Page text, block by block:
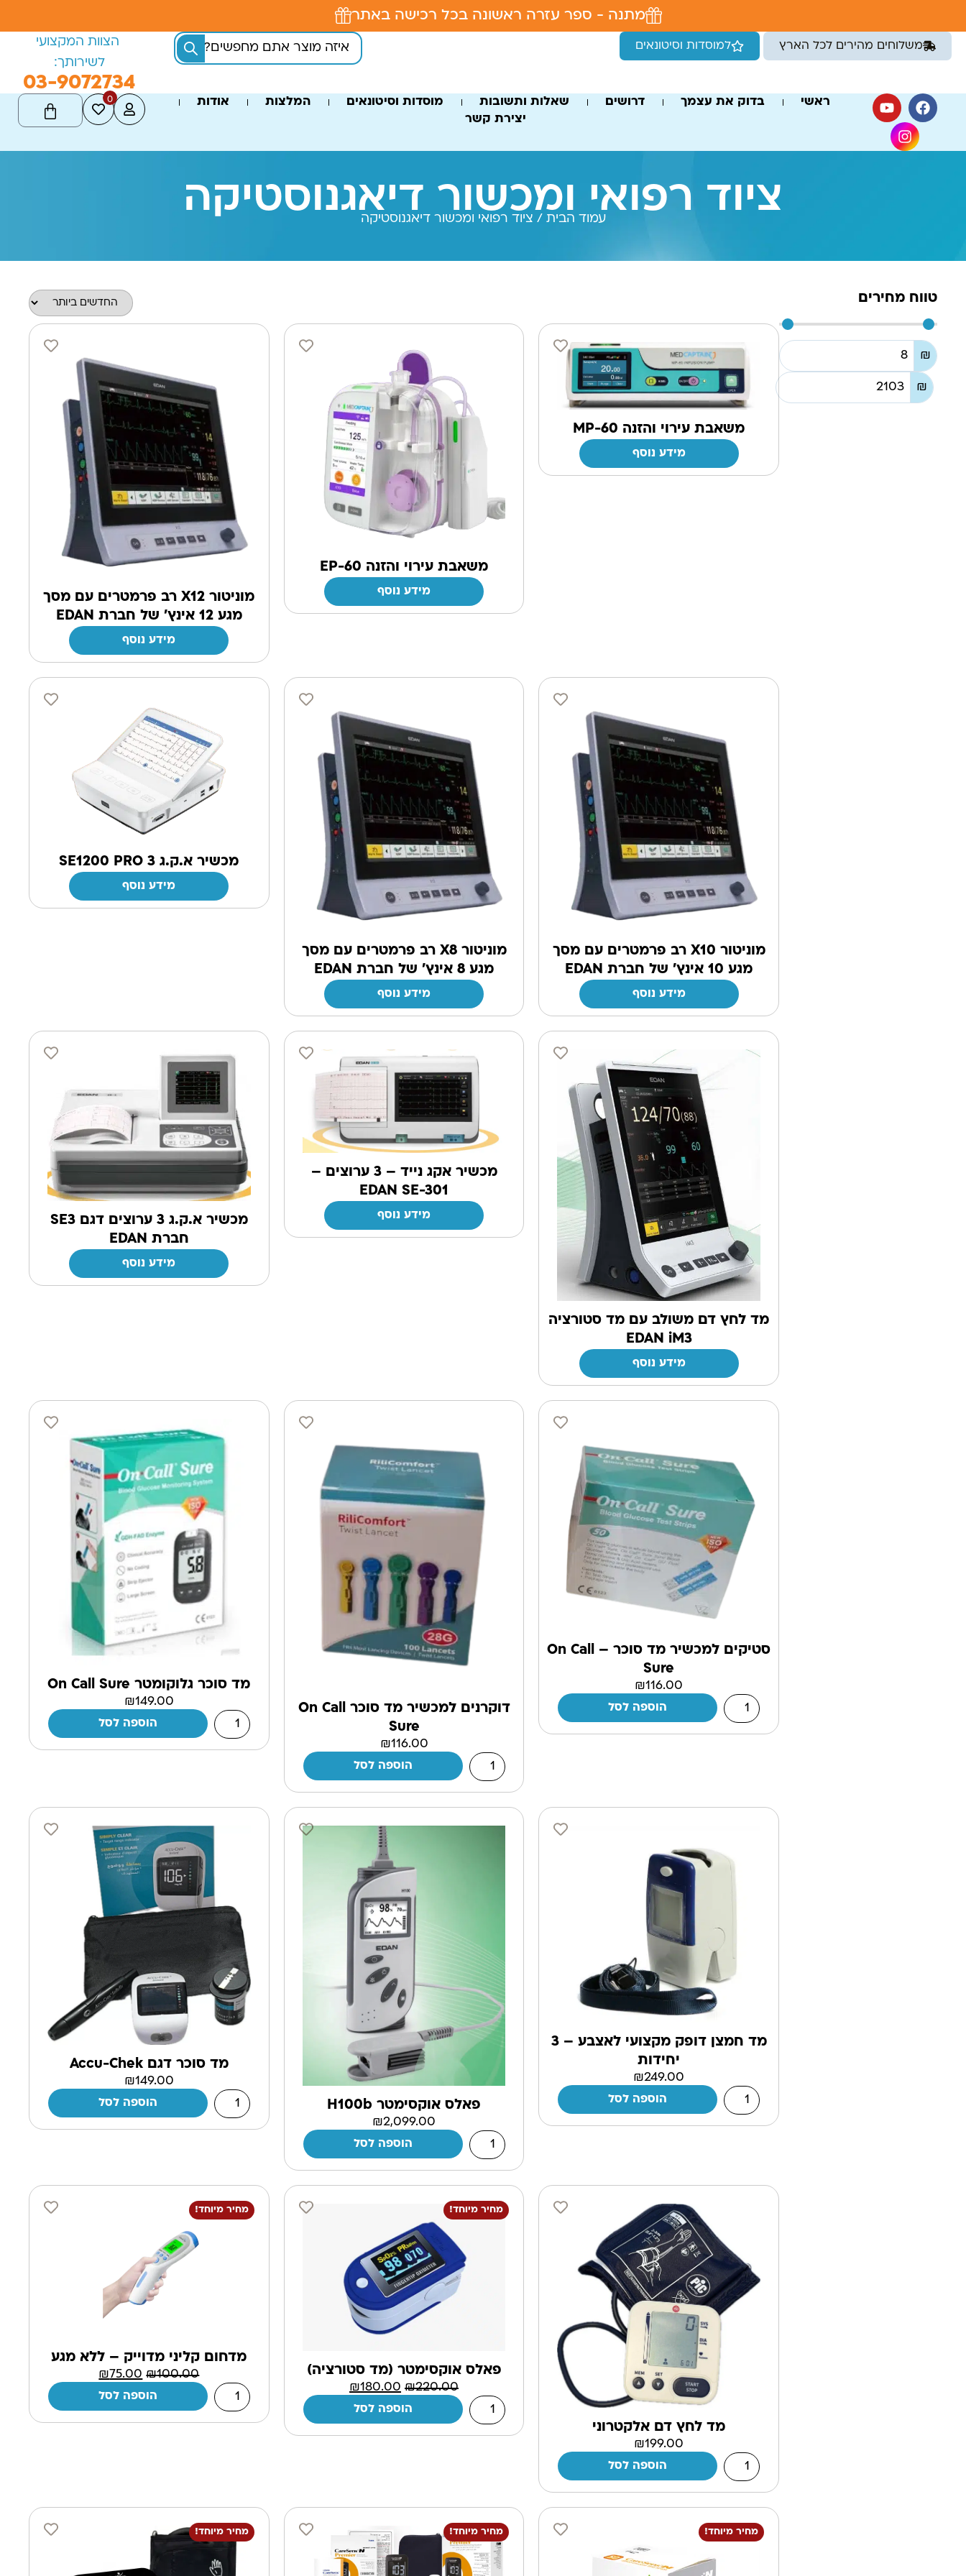
מתנה - ספר עזרה ראשונה בכל רכישה באתר
משלוחים מהירים לכל הארץ למוסדות וסיטונאים
הצוות המקצועי
לשירותך:
03-9072734
ראשי בדוק את עצמך דרושים שאלות ותשובות מוסדות וסיטונאים המלצות
אודות
יצירת קשר
0
ציוד רפואי ומכשור דיאגנוסטיקה
עמוד הבית / ציוד רפואי ומכשור דיאגנוסטיקה
טווח מחירים
₪
₪
משאבת עירוי והזנה MP-60
מידע נוסף
משאבת עירוי והזנה EP-60
מידע נוסף
מוניטור X12 רב פרמטרים עם מסך
מגע 12 אינץ' של חברת EDAN
מידע נוסף
מוניטור X10 רב פרמטרים עם מסך
מגע 10 אינץ' של חברת EDAN
מידע נוסף
מוניטור X8 רב פרמטרים עם מסך
מגע 8 אינץ' של חברת EDAN
מידע נוסף
מכשיר א.ק.ג 3 SE1200 PRO
מידע נוסף
מד לחץ דם משולב עם מד סטורציה
EDAN iM3
מידע נוסף
מכשיר אקג נייד – 3 ערוצים –
EDAN SE-301
מידע נוסף
מכשיר א.ק.ג 3 ערוצים דגם SE3
חברת EDAN
מידע נוסף
סטיקים למכשיר מד סוכר – On Call
Sure
₪116.00
הוספה לסל
דוקרנים למכשיר מד סוכר On Call
Sure
₪116.00
הוספה לסל
מד סוכר גלוקומטר On Call Sure
₪149.00
הוספה לסל
מד חמצן דופק מקצועי לאצבע – 3
יחידות
₪249.00
הוספה לסל פאלס אוקסימטר H100b
₪2,099.00
הוספה לסל
מד סוכר דגם Accu-Chek
₪149.00
הוספה לסל
מד לחץ דם אלקטרוני
₪199.00
הוספה לסל
מחיר מיוחד!
פאלס אוקסימטר (מד סטורציה)
₪220.00
₪180.00
הוספה לסל
מחיר מיוחד!
מדחום קליני מדוייק – ללא מגע
₪100.00
₪75.00
הוספה לסל
מחיר מיוחד! מחיר מיוחד! מחיר מיוחד!